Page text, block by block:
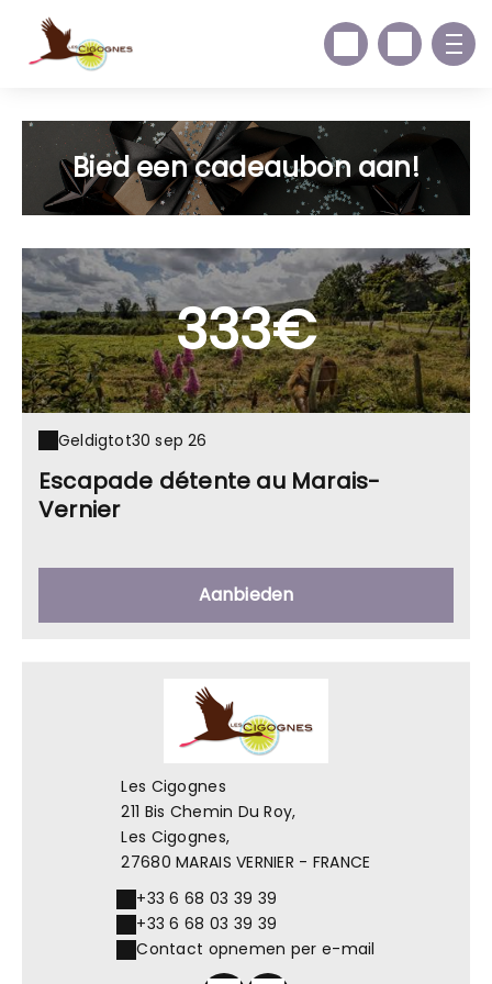
Bied een cadeaubon aan!
333€
Geldigtot30 sep 26
Escapade détente au Marais-
Vernier
Aanbieden
Les Cigognes
211 Bis Chemin Du Roy,
Les Cigognes,
27680 MARAIS VERNIER - FRANCE
+33 6 68 03 39 39
+33 6 68 03 39 39
Contact opnemen per e-mail